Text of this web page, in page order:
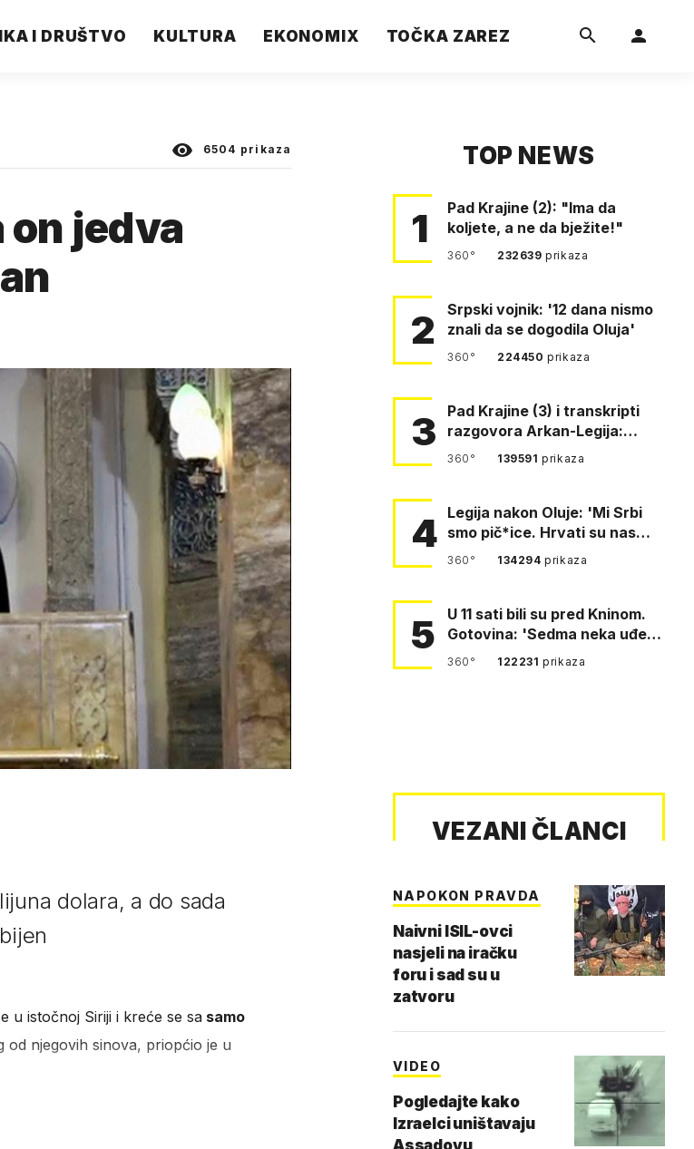
I DRUŠTVO KULTURA EKONOMIX TOČKA ZAREZ
6504 prikaza
jedva
dolara, a do sada
u istočnoj Siriji i kreće se sasamo
od njegovih sinova, priopćio je u
TOP NEWS
1
Pad Krajine (2): "Ima da
koljete, a ne da bježite!"
360° 232639prikaza
2
Srpski vojnik: '12 dana nismo
znali da se dogodila Oluja'
360° 224450prikaza
3
Pad Krajine (3) i transkripti
razgovora Arkan-Legija:
'Čujem, prelazite ustašam…
360° 139591prikaza
4 Legija nakon Oluje: 'Mi Srbi
smo pič*ice. Hrvati su nas
pomeli!'
360° 134294prikaza
5
U 11 sati bili su pred Kninom.
Gotovina: 'Sedma neka uđe,
4. gardijska neka g…
360° 122231prikaza
VEZANI ČLANCI
NAPOKON PRAVDA
Naivni ISIL-ovci
nasjeli na iračku
foru i sad su u
zatvoru
VIDEO
Pogledajte kako
Izraelci uništavaju
Assadovu